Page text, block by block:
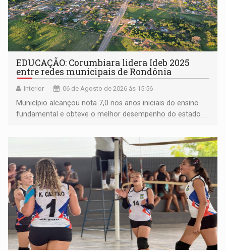
EDUCAÇÃO: Corumbiara lidera Ideb 2025
entre redes municipais de Rondônia
Interior 06 de Agosto de 2026 às 15:56
Município alcançou nota 7,0 nos anos iniciais do ensino
fundamental e obteve o melhor desempenho do estado